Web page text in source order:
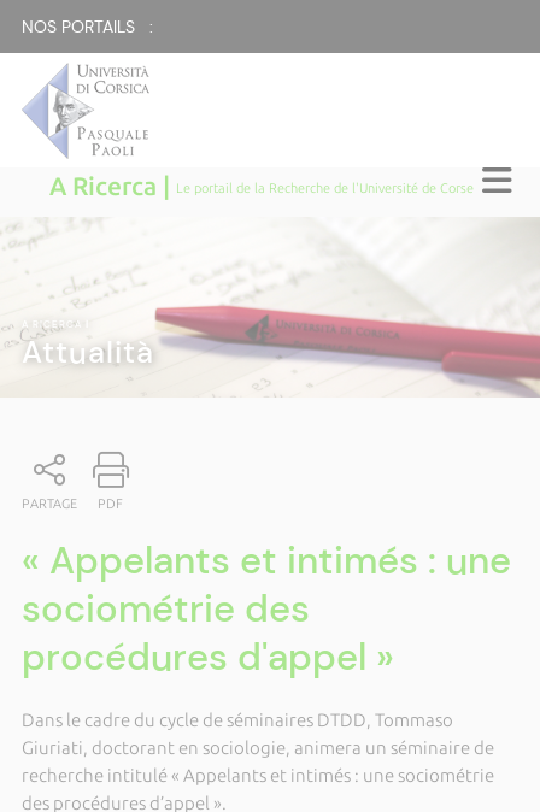
NOS PORTAILS :
A Ricerca | Le portail de la Recherche de l'Université de Corse
A RICERCA
Attualità
PARTAGE PDF
« Appelants et intimés : une
sociométrie des
procédures d'appel »
Dans le cadre du cycle de séminaires DTDD, Tommaso
Giuriati, doctorant en sociologie, animera un séminaire de
recherche intitulé « Appelants et intimés : une sociométrie
des procédures d’appel ».